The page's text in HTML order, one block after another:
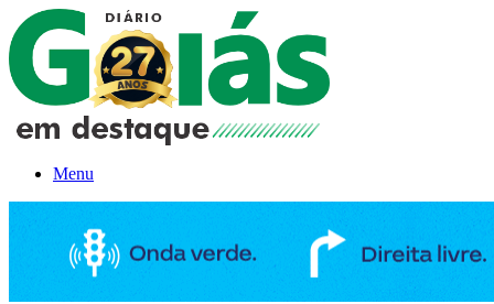
Menu